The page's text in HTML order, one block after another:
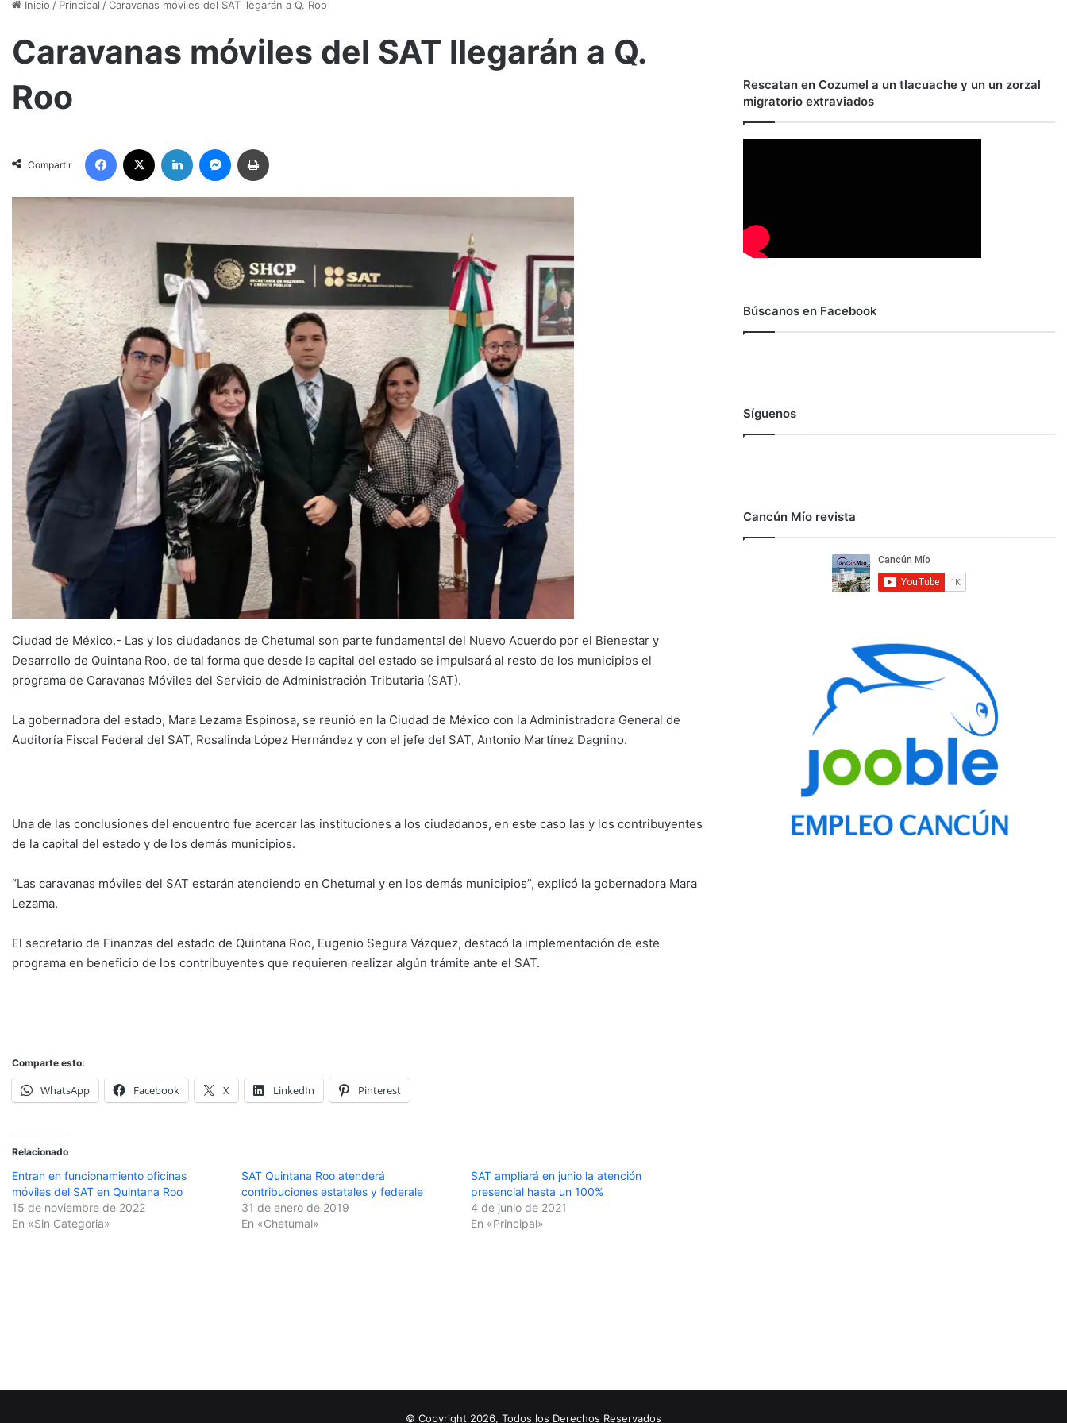
Inicio / Principal /Caravanas móviles del SAT llegarán a Q. Roo
Caravanas móviles del SAT llegarán a Q.
Roo
Compartir
Facebook LinkedIn Messenger
Ciudad de México.- Las y los ciudadanos de Chetumal son parte fundamental del Nuevo Acuerdo por el Bienestar y
Desarrollo de Quintana Roo, de tal forma que desde la capital del estado se impulsará al resto de los municipios el
programa de Caravanas Móviles del Servicio de Administración Tributaria (SAT).
La gobernadora del estado, Mara Lezama Espinosa, se reunió en la Ciudad de México con la Administradora General de
Auditoría Fiscal Federal del SAT, Rosalinda López Hernández y con el jefe del SAT, Antonio Martínez Dagnino.
Una de las conclusiones del encuentro fue acercar las instituciones a los ciudadanos, en este caso las y los contribuyentes
de la capital del estado y de los demás municipios.
“Las caravanas móviles del SAT estarán atendiendo en Chetumal y en los demás municipios”, explicó la gobernadora Mara
Lezama.
El secretario de Finanzas del estado de Quintana Roo, Eugenio Segura Vázquez, destacó la implementación de este
programa en beneficio de los contribuyentes que requieren realizar algún trámite ante el SAT.
Comparte esto:
WhatsApp Facebook X LinkedIn Pinterest
Relacionado
Entran en funcionamiento oficinas
móviles del SAT en Quintana Roo
15 de noviembre de 2022
En «Sin Categoria»
SAT Quintana Roo atenderá
contribuciones estatales y federale
31 de enero de 2019
En «Chetumal»
SAT ampliará en junio la atención
presencial hasta un 100%
4 de junio de 2021
En «Principal»
Rescatan en Cozumel a un tlacuache y un un zorzal
migratorio extraviados
Búscanos en Facebook
Síguenos
Cancún Mío revista
© Copyright 2026, Todos los Derechos Reservados